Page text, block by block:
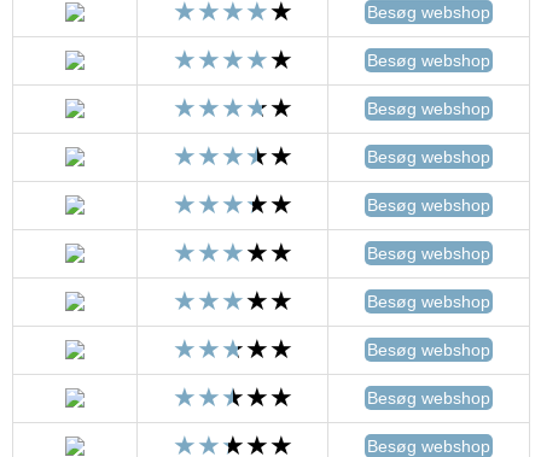
Besøg webshop
Besøg webshop
Besøg webshop
Besøg webshop
Besøg webshop
Besøg webshop
Besøg webshop
Besøg webshop
Besøg webshop
Besøg webshop